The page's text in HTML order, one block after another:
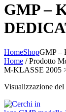
GMP –
HomeShopGMP –
Home / Prodotto
M-KLASSE 2005
Visualizzazione del